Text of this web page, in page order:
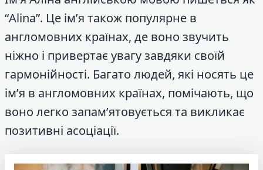
“Alina”. Це ім’я також популярне в
англомовних країнах, де воно звучить
ніжно і привертає увагу завдяки своїй
гармонійності. Багато людей, які носять це
ім’я в англомовних країнах, помічають, що
воно легко запам’ятовується та викликає
позитивні асоціації.